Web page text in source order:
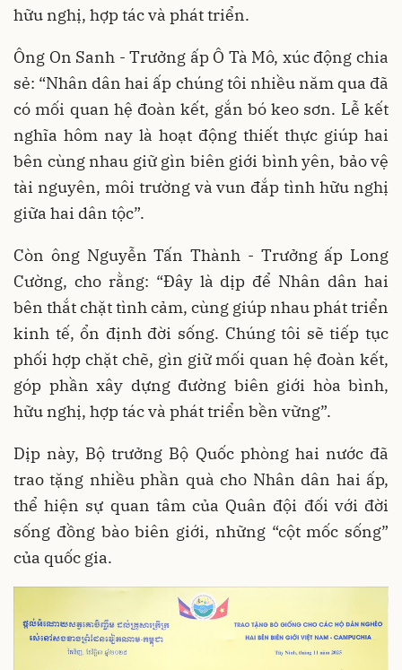
hữu nghị, hợp tác và phát triển.
Ông On Sanh - Trưởng ấp Ô Tà Mô, xúc động chia
sẻ: “Nhân dân hai ấp chúng tôi nhiều năm qua đã
có mối quan hệ đoàn kết, gắn bó keo sơn. Lễ kết
nghĩa hôm nay là hoạt động thiết thực giúp hai
bên cùng nhau giữ gìn biên giới bình yên, bảo vệ
tài nguyên, môi trường và vun đắp tình hữu nghị
giữa hai dân tộc”.
Còn ông Nguyễn Tấn Thành - Trưởng ấp Long
Cường, cho rằng: “Đây là dịp để Nhân dân hai
bên thắt chặt tình cảm, cùng giúp nhau phát triển
kinh tế, ổn định đời sống. Chúng tôi sẽ tiếp tục
phối hợp chặt chẽ, gìn giữ mối quan hệ đoàn kết,
góp phần xây dựng đường biên giới hòa bình,
hữu nghị, hợp tác và phát triển bền vững”.
Dịp này, Bộ trưởng Bộ Quốc phòng hai nước đã
trao tặng nhiều phần quà cho Nhân dân hai ấp,
thể hiện sự quan tâm của Quân đội đối với đời
sống đồng bào biên giới, những “cột mốc sống”
của quốc gia.